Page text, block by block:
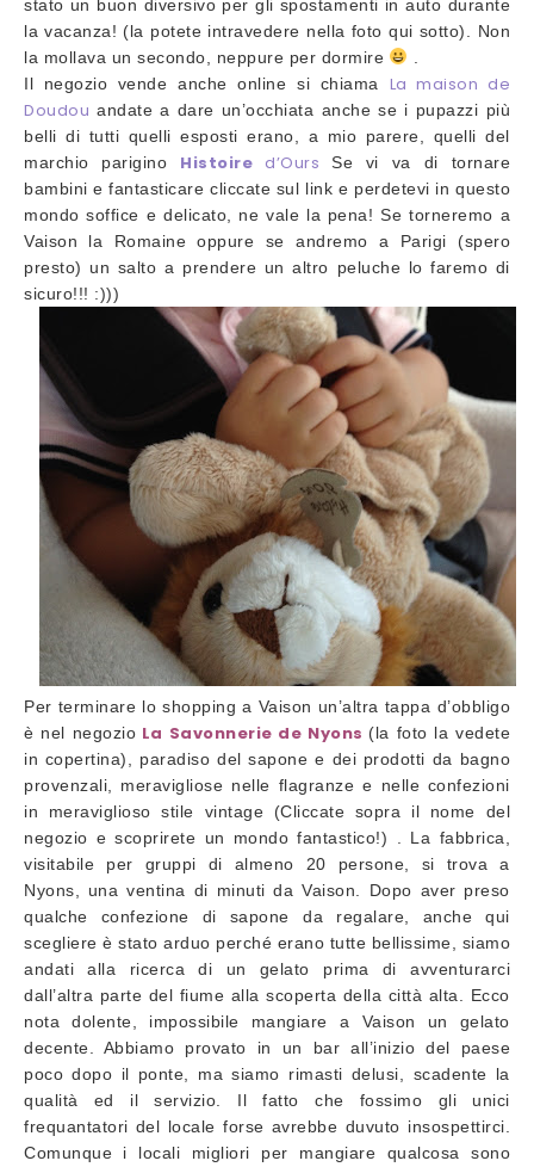
stato un buon diversivo per gli spostamenti in auto durante
la vacanza! (la potete intravedere nella foto qui sotto). Non
la mollava un secondo, neppure per dormire
Il negozio vende anche online si chiama
La maison de
Doudou andate a dare un’occhiata anche se i pupazzi più
belli di tutti quelli esposti erano, a mio parere, quelli del
marchio parigino Histoire d’Ours
Se vi va di tornare
bambini e fantasticare cliccate sul link e perdetevi in questo
mondo soffice e delicato, ne vale la pena! Se torneremo a
Vaison la Romaine oppure se andremo a Parigi (spero
presto) un salto a prendere un altro peluche lo faremo di
sicuro!!! :)))
Per terminare lo shopping a Vaison un’altra tappa d’obbligo
è nel negozio La Savonnerie de Nyons (la foto la vedete
in copertina), paradiso del sapone e dei prodotti da bagno
provenzali, meravigliose nelle flagranze e nelle confezioni
in meraviglioso stile vintage (Cliccate sopra il nome del
negozio e scoprirete un mondo fantastico!) . La fabbrica,
visitabile per gruppi di almeno 20 persone, si trova a
Nyons, una ventina di minuti da Vaison. Dopo aver preso
qualche confezione di sapone da regalare, anche qui
scegliere è stato arduo perché erano tutte bellissime, siamo
andati alla ricerca di un gelato prima di avventurarci
dall’altra parte del fiume alla scoperta della città alta. Ecco
nota dolente, impossibile mangiare a Vaison un gelato
decente. Abbiamo provato in un bar all’inizio del paese
poco dopo il ponte, ma siamo rimasti delusi, scadente la
qualità ed il servizio. Il fatto che fossimo gli unici
frequantatori del locale forse avrebbe duvuto insospettirci.
Comunque i locali migliori per mangiare qualcosa sono